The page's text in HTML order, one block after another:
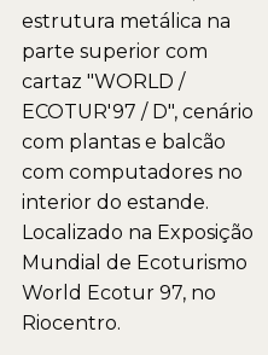
estrutura metálica na
parte superior com
cartaz "WORLD /
ECOTUR'97 / D", cenário
com plantas e balcão
com computadores no
interior do estande.
Localizado na Exposição
Mundial de Ecoturismo 
World Ecotur 97, no
Riocentro.